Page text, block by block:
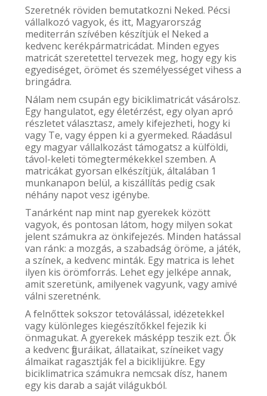
Szeretnék röviden bemutatkozni Neked. Pécsi
vállalkozó vagyok, és itt, Magyarország
mediterrán szívében készítjük el Neked a
kedvenc kerékpármatricádat. Minden egyes
matricát szeretettel tervezek meg, hogy egy kis
egyediséget, örömet és személyességet vihess a
bringádra.
Nálam nem csupán egy biciklimatricát vásárolsz.
Egy hangulatot, egy életérzést, egy olyan apró
részletet választasz, amely kifejezheti, hogy ki
vagy Te, vagy éppen ki a gyermeked. Ráadásul
egy magyar vállalkozást támogatsz a külföldi,
távol-keleti tömegtermékekkel szemben. A
matricákat gyorsan elkészítjük, általában 1
munkanapon belül, a kiszállítás pedig csak
néhány napot vesz igénybe.
Tanárként nap mint nap gyerekek között
vagyok, és pontosan látom, hogy milyen sokat
jelent számukra az önkifejezés. Minden hatással
van ránk: a mozgás, a szabadság öröme, a játék,
a színek, a kedvenc minták. Egy matrica is lehet
ilyen kis örömforrás. Lehet egy jelképe annak,
amit szeretünk, amilyenek vagyunk, vagy amivé
válni szeretnénk.
A felnőttek sokszor tetoválással, idézetekkel
vagy különleges kiegészítőkkel fejezik ki
önmagukat. A gyerekek másképp teszik ezt. Ők
a kedvenc figuráikat, állataikat, színeiket vagy
álmaikat ragasztják fel a biciklijükre. Egy
biciklimatrica számukra nemcsak dísz, hanem
egy kis darab a saját világukból.